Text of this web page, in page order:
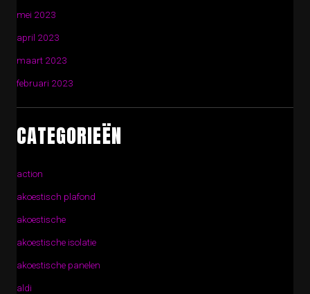
mei 2023
april 2023
maart 2023
februari 2023
CATEGORIEËN
action
akoestisch plafond
akoestische
akoestische isolatie
akoestische panelen
aldi